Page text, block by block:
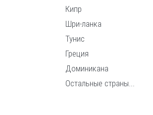
Кипр
Шри-ланка
Тунис
Греция
Доминикана
Остальные страны...